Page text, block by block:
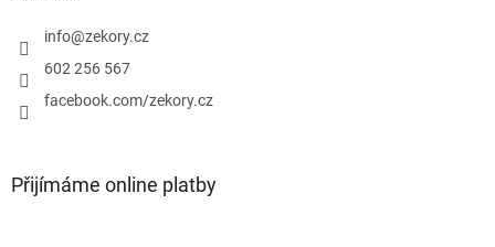
info@zekory.cz
602 256 567
facebook.com/zekory.cz
Přijímáme online platby